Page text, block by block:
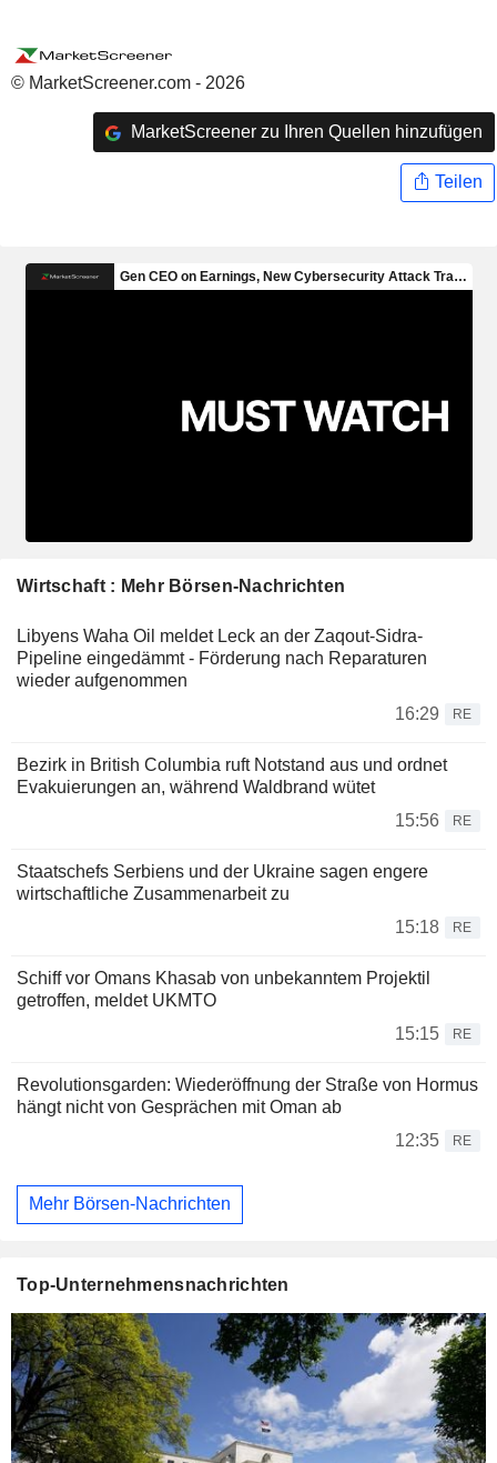
© MarketScreener.com - 2026
MarketScreener zu Ihren Quellen hinzufügen
Teilen
Wirtschaft : Mehr Börsen-Nachrichten
Libyens Waha Oil meldet Leck an der Zaqout-Sidra-
Pipeline eingedämmt - Förderung nach Reparaturen
wieder aufgenommen
16:29
RE
Bezirk in British Columbia ruft Notstand aus und ordnet
Evakuierungen an, während Waldbrand wütet
15:56
RE
Staatschefs Serbiens und der Ukraine sagen engere
wirtschaftliche Zusammenarbeit zu
15:18
RE
Schiff vor Omans Khasab von unbekanntem Projektil
getroffen, meldet UKMTO
15:15
RE
Revolutionsgarden: Wiederöffnung der Straße von Hormus
hängt nicht von Gesprächen mit Oman ab
12:35
RE
Mehr Börsen-Nachrichten
Top-Unternehmensnachrichten